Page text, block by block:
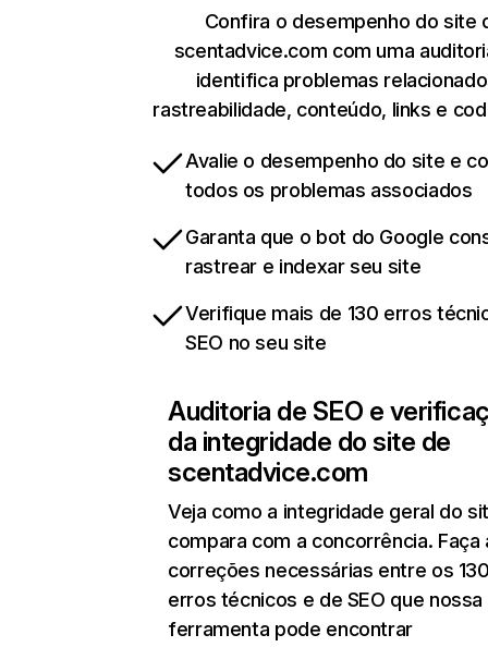
Confira o desempenho do site
scentadvice.com com uma
identifica problemas
rastreabilidade, conteúdo, links e
Avalie o desempenho do site e
todos os problemas associados
Garanta que o bot do Google
rastrear e indexar seu site
Verifique mais de 130 erros
SEO no seu site
Auditoria de SEO e
da integridade do site de
scentadvice.com
Veja como a integridade geral do
compara com a concorrência. Faça
correções necessárias entre os
erros técnicos e de SEO que nossa
ferramenta pode encontrar